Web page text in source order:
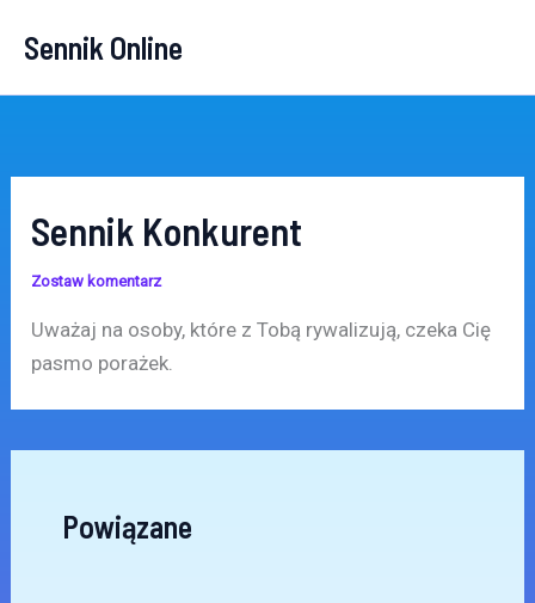
Sennik Online
Sennik Konkurent
Zostaw komentarz
Uważaj na osoby, które z Tobą rywalizują, czeka Cię
pasmo porażek.
Powiązane